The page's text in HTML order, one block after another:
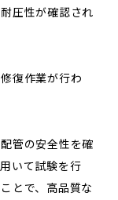
圧性が確認され
復作業が行わ
管の安全性を確
いて試験を行
とで、高品質な